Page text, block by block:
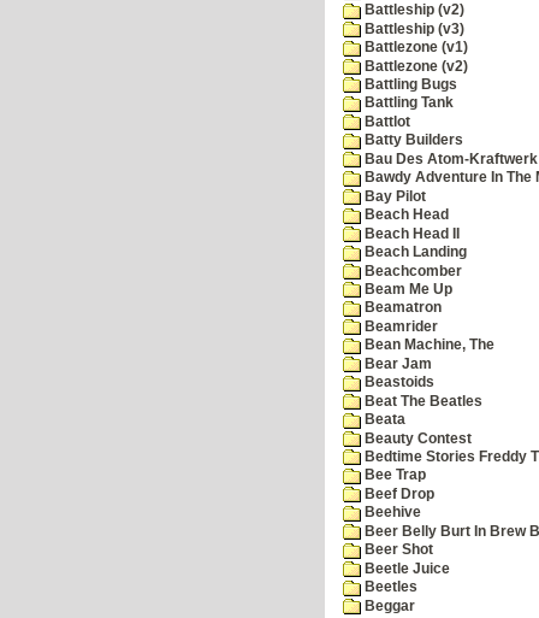
Battleship (v2)
Battleship (v3)
Battlezone (v1)
Battlezone (v2)
Battling Bugs
Battling Tank
Battlot
Batty Builders
Bau Des Atom-Kraftwerk
Bawdy Adventure In The
Bay Pilot
Beach Head
Beach Head II
Beach Landing
Beachcomber
Beam Me Up
Beamatron
Beamrider
Bean Machine, The
Bear Jam
Beastoids
Beat The Beatles
Beata
Beauty Contest
Bedtime Stories Freddy
Bee Trap
Beef Drop
Beehive
Beer Belly Burt In Brew
Beer Shot
Beetle Juice
Beetles
Beggar